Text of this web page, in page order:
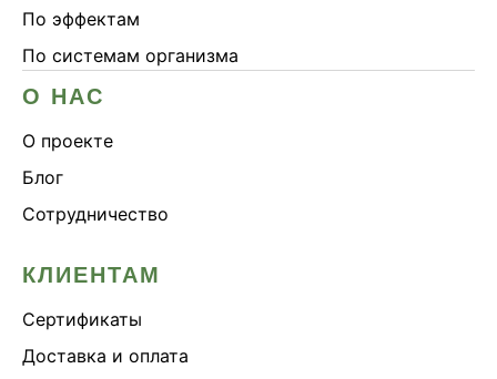
По эффектам
По системам организма
О НАС
О проекте
Блог
Сотрудничество
КЛИЕНТАМ
Сертификаты
Доставка и оплата